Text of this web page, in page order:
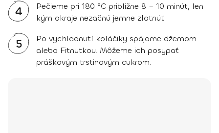
4
Pečieme pri 180 °C približne 8 – 10 minút, len
kým okraje nezačnú jemne zlatnúť
5
Po vychladnutí koláčiky spájame džemom
alebo Fitnutkou. Môžeme ich posypať
práškovým trstinovým cukrom.